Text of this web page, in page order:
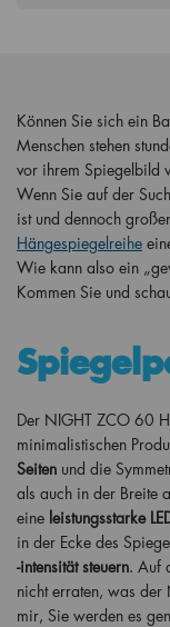
Können Sie sich ein
Menschen stehen
vor ihrem Spiegelbild
Wenn Sie auf der
ist und dennoch
Hängespiegelreihe
Wie kann also ein
Kommen Sie und
Der NIGHT ZCO 60
minimalistischen
Seiten und die
als auch in der Breite
eine leistungsstarke
in der Ecke des
-intensität steuern. Auf
nicht erraten, was der
mir, Sie werden es